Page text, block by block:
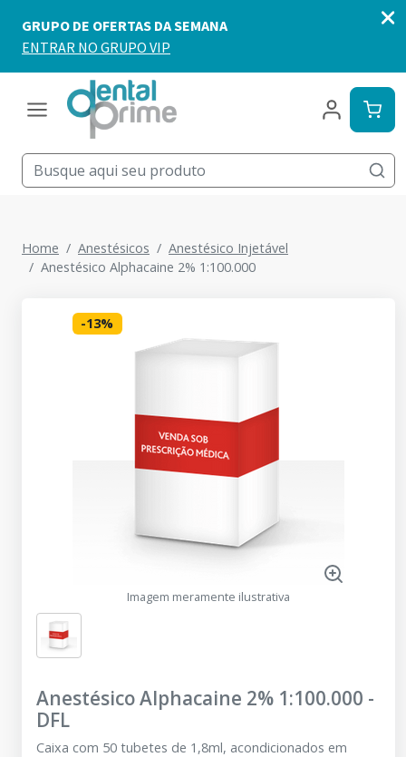
Home Anestésicos
Anestésico Injetável
Anestésico Alphacaine 2% 1:100.000
-13%
Imagem meramente ilustrativa
Anestésico Alphacaine 2% 1:100.000 -
DFL
Caixa com 50 tubetes de 1,8ml, acondicionados em